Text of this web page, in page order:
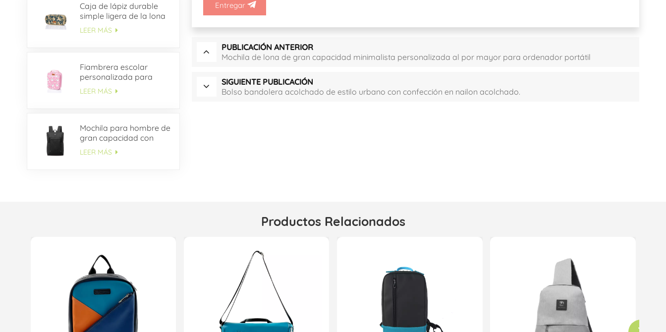
Caja de lápiz durable
simple ligera de la lona
del estudiante del ODM
LEER MÁS
Fiambrera escolar
personalizada para
niños
LEER MÁS
Mochila para hombre de
gran capacidad con
múltiples bolsillos OEM
LEER MÁS
Entregar
PUBLICACIÓN ANTERIOR
Mochila de lona de gran capacidad minimalista personalizada al por mayor para ordenador portátil
SIGUIENTE PUBLICACIÓN
Bolso bandolera acolchado de estilo urbano con confección en nailon acolchado.
Productos Relacionados